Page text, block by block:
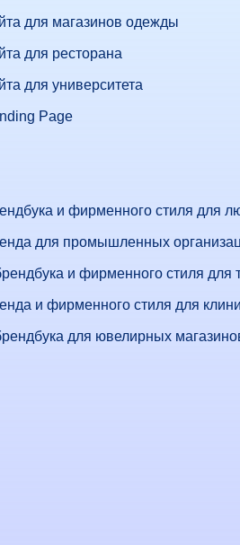
для магазинов одежды
для ресторана
для университета
Page
и фирменного стиля для
для промышленных
и фирменного стиля для
и фирменного стиля для
для ювелирных